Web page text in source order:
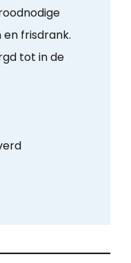
frisdrank.
tot in de